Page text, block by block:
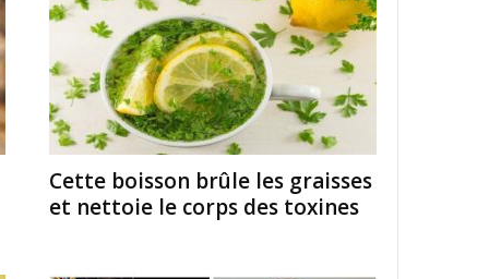
Cette boisson brûle les graisses
et nettoie le corps des toxines